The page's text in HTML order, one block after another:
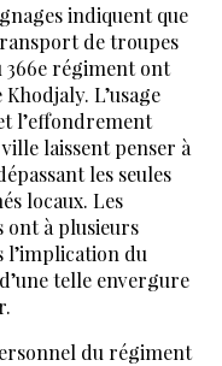
indiquent que
de troupes
366e régiment ont
L’usage
l’effondrement
laissent penser à
les seules
locaux. Les
ont à plusieurs
l’implication du
telle envergure
du régiment